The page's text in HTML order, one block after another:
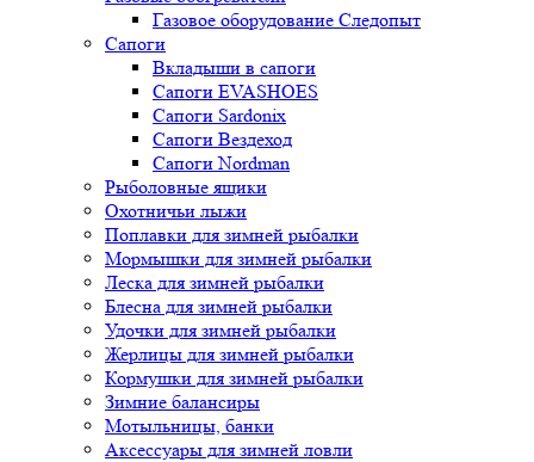
Газовое оборудование Следопыт
Сапоги
Вкладыши в сапоги
Сапоги EVASHOES
Сапоги Sardonix
Сапоги Вездеход
Сапоги Nordman
Рыболовные ящики
Охотничьи лыжи
Поплавки для зимней рыбалки
Мормышки для зимней рыбалки
Леска для зимней рыбалки
Блесна для зимней рыбалки
Удочки для зимней рыбалки
Жерлицы для зимней рыбалки
Кормушки для зимней рыбалки
Зимние балансиры
Мотыльницы, банки
Аксессуары для зимней ловли